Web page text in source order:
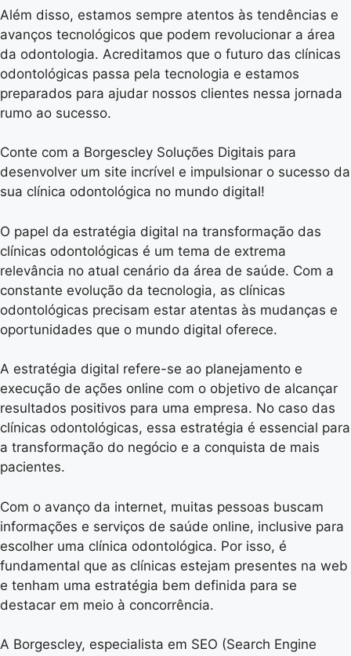
Além disso, estamos sempre atentos às tendências e
avanços tecnológicos que podem revolucionar a área
da odontologia. Acreditamos que o futuro das clínicas
odontológicas passa pela tecnologia e estamos
preparados para ajudar nossos clientes nessa jornada
rumo ao sucesso.
Conte com a Borgescley Soluções Digitais para
desenvolver um site incrível e impulsionar o sucesso da
sua clínica odontológica no mundo digital!
O papel da estratégia digital na transformação das
clínicas odontológicas é um tema de extrema
relevância no atual cenário da área de saúde. Com a
constante evolução da tecnologia, as clínicas
odontológicas precisam estar atentas às mudanças e
oportunidades que o mundo digital oferece.
A estratégia digital refere-se ao planejamento e
execução de ações online com o objetivo de alcançar
resultados positivos para uma empresa. No caso das
clínicas odontológicas, essa estratégia é essencial para
a transformação do negócio e a conquista de mais
pacientes.
Com o avanço da internet, muitas pessoas buscam
informações e serviços de saúde online, inclusive para
escolher uma clínica odontológica. Por isso, é
fundamental que as clínicas estejam presentes na web
e tenham uma estratégia bem definida para se
destacar em meio à concorrência.
A Borgescley, especialista em SEO (Search Engine